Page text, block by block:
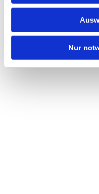
Nur
Dies